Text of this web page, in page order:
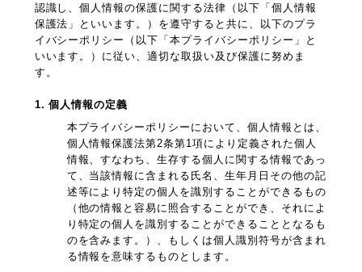
認識し、個人情報の保護に関する法律（以下「個人情報
保護法」といいます。）を遵守すると共に、以下のプラ
イバシーポリシー（以下「本プライバシーポリシー」と
いいます。）に従い、適切な取扱い及び保護に努めま
す。
1. 個人情報の定義
本プライバシーポリシーにおいて、個人情報とは、
個人情報保護法第2条第1項により定義された個人
情報、すなわち、生存する個人に関する情報であっ
て、当該情報に含まれる氏名、生年月日その他の記
述等により特定の個人を識別することができるもの
（他の情報と容易に照合することができ、それによ
り特定の個人を識別することができることとなるも
のを含みます。）、もしくは個人識別符号が含まれ
る情報を意味するものとします。